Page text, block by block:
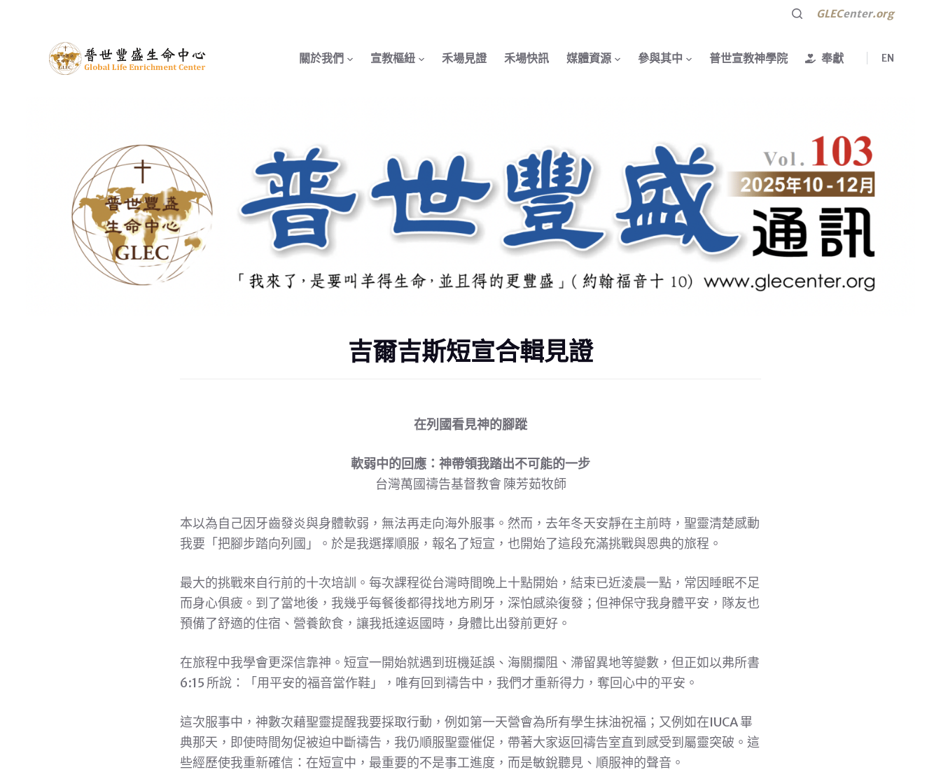
GLECenter.org
關於我們 宣教樞紐 禾場見證 禾場快訊 媒體資源 參與其中 普世宣教神學院 奉獻 EN
吉爾吉斯短宣合輯見證
在列國看見神的腳蹤
軟弱中的回應：神帶領我踏出不可能的一步
台灣萬國禱告基督教會 陳芳茹牧師
本以為自己因牙齒發炎與身體軟弱，無法再走向海外服事。然而，去年冬天安靜在主前時，聖靈清楚感動
我要「把腳步踏向列國」。於是我選擇順服，報名了短宣，也開始了這段充滿挑戰與恩典的旅程。
最大的挑戰來自行前的十次培訓。每次課程從台灣時間晚上十點開始，結束已近淩晨一點，常因睡眠不足
而身心俱疲。到了當地後，我幾乎每餐後都得找地方刷牙，深怕感染復發；但神保守我身體平安，隊友也
預備了舒適的住宿、營養飲食，讓我抵達返國時，身體比出發前更好。
在旅程中我學會更深信靠神。短宣一開始就遇到班機延誤、海關攔阻、滯留異地等變數，但正如以弗所書
6:15 所說：「用平安的福音當作鞋」，唯有回到禱告中，我們才重新得力，奪回心中的平安。
這次服事中，神數次藉聖靈提醒我要採取行動，例如第一天營會為所有學生抹油祝福；又例如在IUCA 畢
典那天，即使時間匆促被迫中斷禱告，我仍順服聖靈催促，帶著大家返回禱告室直到感受到屬靈突破。這
些經歷使我重新確信：在短宣中，最重要的不是事工進度，而是敏銳聽見、順服神的聲音。